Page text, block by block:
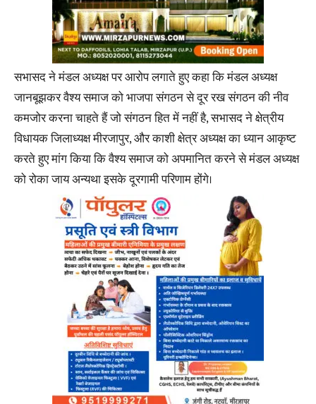
सभासद ने मंडल अध्यक्ष पर आरोप लगाते हुए कहा कि मंडल अध्यक्ष
जानबूझकर वैश्य समाज को भाजपा संगठन से दूर रख संगठन की नीव
कमजोर करना चाहते हैं जो संगठन हित में नहीं है, सभासद ने क्षेत्रीय
विधायक जिलाध्यक्ष मीरजापुर, और काशी क्षेत्र अध्यक्ष का ध्यान आकृष्ट
करते हुए मांग किया कि वैश्य समाज को अपमानित करने से मंडल अध्यक्ष
को रोका जाय अन्यथा इसके दूरगामी परिणाम होंगे।